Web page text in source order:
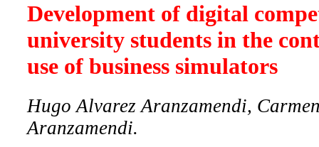
Development of digital
university students in the
use of business simulators
Hugo Alvarez Aranzamendi,
Aranzamendi.